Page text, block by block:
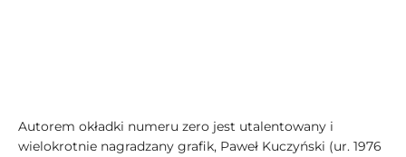
Autorem okładki numeru zero jest utalentowany i
wielokrotnie nagradzany grafik, Paweł Kuczyński (ur. 1976